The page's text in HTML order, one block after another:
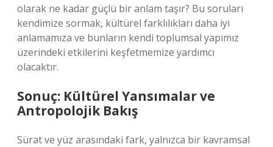
olarak ne kadar güçlü bir anlam taşır? Bu soruları
kendimize sormak, kültürel farklılıkları daha iyi
anlamamıza ve bunların kendi toplumsal yapımız
üzerindeki etkilerini keşfetmemize yardımcı
olacaktır.
Sonuç: Kültürel Yansımalar ve
Antropolojik Bakış
Sürat ve yüz arasındaki fark, yalnızca bir kavramsal